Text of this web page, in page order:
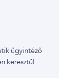
ügyintéző
keresztül